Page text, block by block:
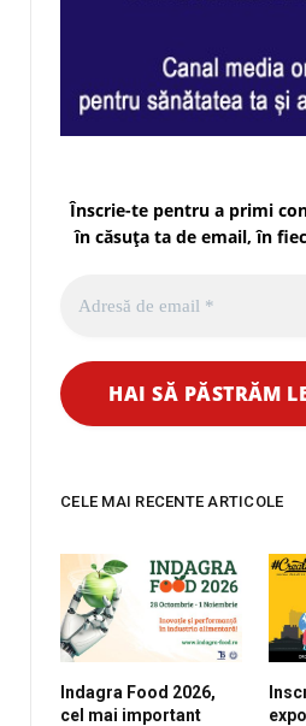
Înscrie-te pentru a primi
în căsuța ta de email, în
CELE MAI RECENTE ARTICOLE
Indagra Food 2026,
cel mai important